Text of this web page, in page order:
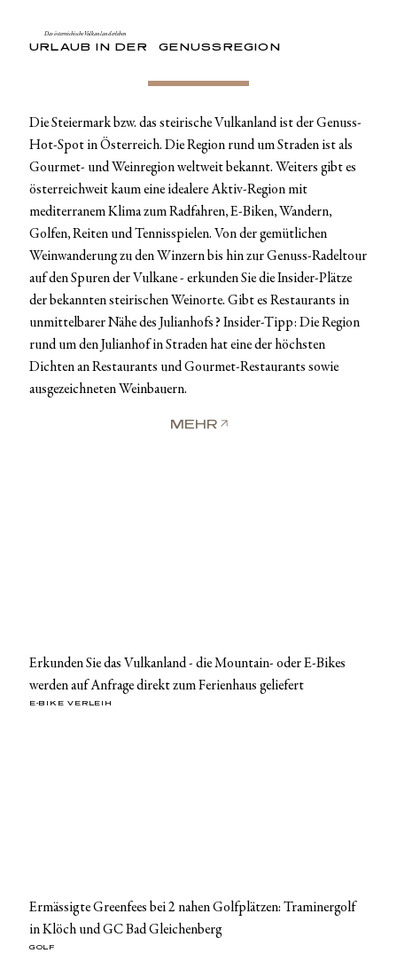
Das österreichische Vulkanland erleben
URLAUB IN DER GENUSSREGION
Die Steiermark bzw. das steirische Vulkanland ist der Genuss-
Hot-Spot in Österreich. Die Region rund um Straden ist als
Gourmet- und Weinregion weltweit bekannt. Weiters gibt es
österreichweit kaum eine idealere Aktiv-Region mit
mediterranem Klima zum Radfahren, E-Biken, Wandern,
Golfen, Reiten und Tennisspielen. Von der gemütlichen
Weinwanderung zu den Winzern bis hin zur Genuss-Radeltour
auf den Spuren der Vulkane - erkunden Sie die Insider-Plätze
der bekannten steirischen Weinorte. Gibt es Restaurants in
unmittelbarer Nähe des Julianhofs? Insider-Tipp: Die Region
rund um den Julianhof in Straden hat eine der höchsten
Dichten an Restaurants und Gourmet-Restaurants sowie
ausgezeichneten Weinbauern.
MEHR
Erkunden Sie das Vulkanland - die Mountain- oder E-Bikes
werden auf Anfrage direkt zum Ferienhaus geliefert
E-BIKE VERLEIH
Ermässigte Greenfees bei 2 nahen Golfplätzen: Traminergolf
in Klöch und GC Bad Gleichenberg
GOLF